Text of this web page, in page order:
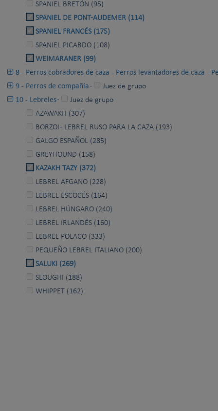
SPANIEL BRETÓN (95)
SPANIEL DE PONT-AUDEMER (114)
SPANIEL FRANCÉS (175)
SPANIEL PICARDO (108)
WEIMARANER (99)
8 - Perros cobradores de caza - Perros levantadores de caza -
9 - Perros de compañía- Juez de grupo
10 - Lebreles-
Juez de grupo
AZAWAKH (307)
BORZOI - LEBREL RUSO PARA LA CAZA (193)
GALGO ESPAÑOL (285)
GREYHOUND (158)
KAZAKH TAZY (372)
LEBREL AFGANO (228)
LEBREL ESCOCÉS (164)
LEBREL HÚNGARO (240)
LEBREL IRLANDÉS (160)
LEBREL POLACO (333)
PEQUEÑO LEBREL ITALIANO (200)
SALUKI (269)
SLOUGHI (188)
WHIPPET (162)